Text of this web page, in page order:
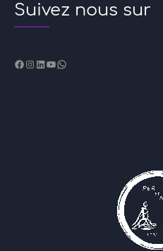
Suivez nous sur
Facebook
Instagram
LinkedIn
YouTube
WhatsApp